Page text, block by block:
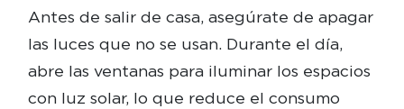
Antes de salir de casa, asegúrate de apagar
las luces que no se usan. Durante el día,
abre las ventanas para iluminar los espacios
con luz solar, lo que reduce el consumo